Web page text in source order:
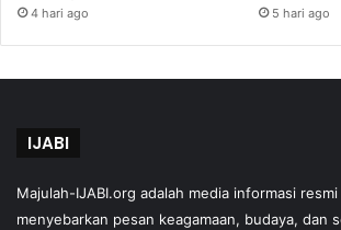
4 hari ago 5 hari ago
IJABI
Majulah-IJABI.org adalah media informasi resmi
menyebarkan pesan keagamaan, budaya, dan